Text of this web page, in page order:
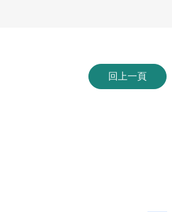
回上一頁